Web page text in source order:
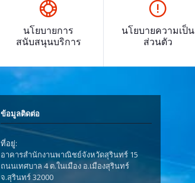
นโยบายการ
สนับสนุนบริการ
นโยบายความเป็น
ส่วนตัว
ข้อมูลติดต่อ
ที่อยู่:
อาคารสำนักงานพาณิชย์จังหวัดสุรินทร์ 15
ถนนเทศบาล 4 ต.ในเมือง อ.เมืองสุรินทร์
จ.สุรินทร์ 32000